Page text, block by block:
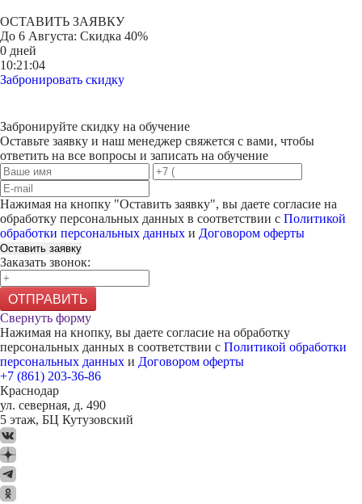
ОСТАВИТЬ ЗАЯВКУ
До 6 Августа: Скидка 40%
0 дней
10:21:04
Забронировать скидку
Забронируйте скидку на обучение
Оставьте заявку и наш менеджер свяжется с вами, чтобы
ответить на все вопросы и записать на обучение
Нажимая на кнопку "Оставить заявку", вы даете согласие на
обработку персональных данных в соответствии с Политикой
обработки персональных данных и Договором оферты
Оставить заявку
Заказать звонок:
ОТПРАВИТЬ
Свернуть форму
Нажимая на кнопку, вы даете согласие на обработку
персональных данных в соответствии с Политикой обработки
персональных данных и Договором оферты
+7 (861) 203-36-86
Краснодар
ул. северная, д. 490
5 этаж, БЦ Кутузовский